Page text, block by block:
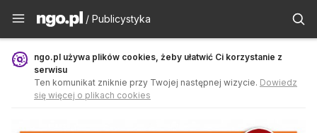
Publicystyka - ngo.pl
/ Publicystyka
ngo.pl używa plików cookies, żeby ułatwić Ci korzystanie z
serwisu
Ten komunikat zniknie przy Twojej następnej wizycie. Dowiedz
się więcej o plikach cookies